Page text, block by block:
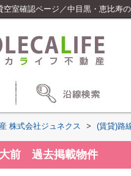
空室確認ページ／中目黒・恵比寿
株式会社ジュネクス > (賃貸)路
前 過去掲載物件